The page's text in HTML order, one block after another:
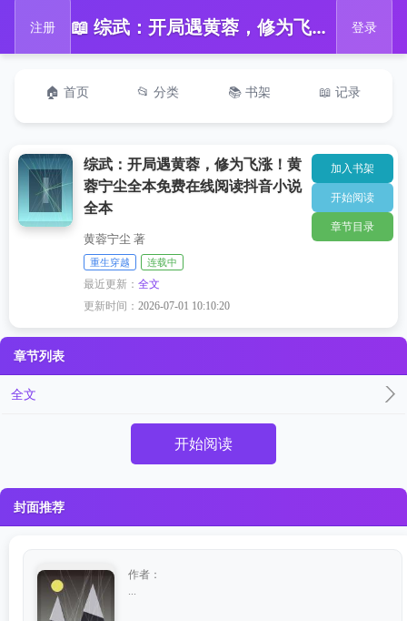
注册 📖 综武：开局遇黄蓉，修为飞涨！黄蓉宁尘全本免费在线阅读抖音小说全本 登录
🏠 首页 📂 分类 📚 书架 📖 记录
综武：开局遇黄蓉，修为飞涨！黄
蓉宁尘全本免费在线阅读抖音小说
全本
黄蓉宁尘 著
重生穿越 连载中
最近更新：全文
更新时间：2026-07-01 10:10:20
加入书架
开始阅读
章节目录
章节列表
全文
开始阅读
封面推荐
作者：